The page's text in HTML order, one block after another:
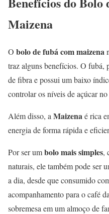
Maizena
O bolo de fubá com maizena
traz alguns benefícios. O fubá,
de fibra e possui um baixo
controlar os níveis de açúcar no
Além disso, a Maizenaé rica
energia de forma rápida e
Por ser umbolo mais simples,
naturais, ele também pode ser
a dia, desde que consumido
acompanhamento para o café
sobremesa em um almoço de